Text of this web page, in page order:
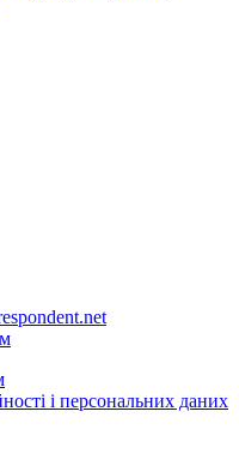
і персональних даних